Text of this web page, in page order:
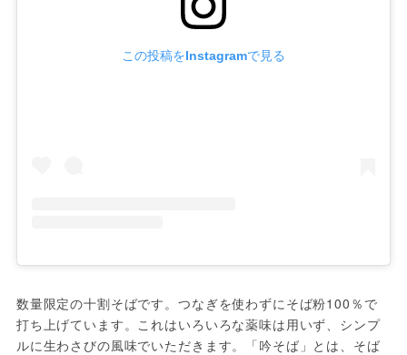
この投稿をInstagramで見る
数量限定の十割そばです。つなぎを使わずにそば粉100％で
打ち上げています。これはいろいろな薬味は用いず、シンプ
ルに生わさびの風味でいただきます。「吟そば」とは、そば